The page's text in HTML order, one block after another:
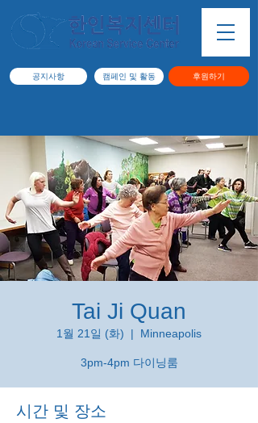
공지사항 캠페인 및 활동 후원하기
Tai Ji Quan
1월 21일 (화)
  |
Minneapolis
3pm-4pm 다이닝룸
시간 및 장소